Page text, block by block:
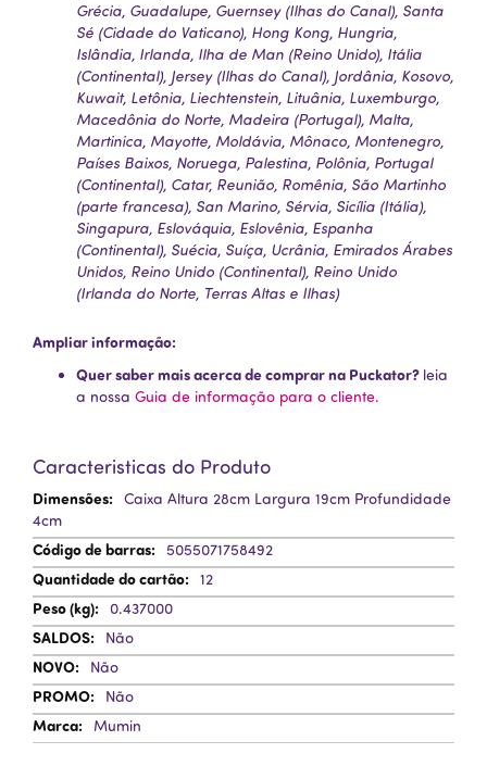
Grécia, Guadalupe, Guernsey (Ilhas do Canal), Santa
Sé (Cidade do Vaticano), Hong Kong, Hungria,
Islândia, Irlanda, Ilha de Man (Reino Unido), Itália
(Continental), Jersey (Ilhas do Canal), Jordânia, Kosovo,
Kuwait, Letônia, Liechtenstein, Lituânia, Luxemburgo,
Macedônia do Norte, Madeira (Portugal), Malta,
Martinica, Mayotte, Moldávia, Mônaco, Montenegro,
Países Baixos, Noruega, Palestina, Polônia, Portugal
(Continental), Catar, Reunião, Romênia, São Martinho
(parte francesa), San Marino, Sérvia, Sicília (Itália),
Singapura, Eslováquia, Eslovênia, Espanha
(Continental), Suécia, Suíça, Ucrânia, Emirados Árabes
Unidos, Reino Unido (Continental), Reino Unido
(Irlanda do Norte, Terras Altas e Ilhas)
Ampliar informação:
Quer saber mais acerca de comprar na Puckator? leia
a nossa Guia de informação para o cliente.
Caracteristicas do Produto
Mais
Informação
Caixa Altura 28cm Largura 19cm Profundidade
4cm
5055071758492
12
0.437000
Não
Não
Não
Mumin